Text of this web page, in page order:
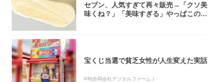
セブン、人気すぎて再々販売→「クソ美
味くね？」「美味すぎる」やっぱこのク
宝くじ当選で貧乏女性が人生変えた実話
PR(合同会社デジタルファーム )